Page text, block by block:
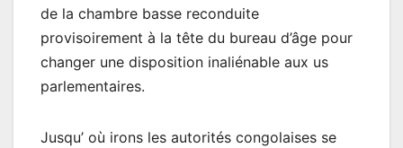
de la chambre basse reconduite
provisoirement à la tête du bureau d’âge pour
changer une disposition inaliénable aux us
parlementaires.
Jusqu’ où irons les autorités congolaises se